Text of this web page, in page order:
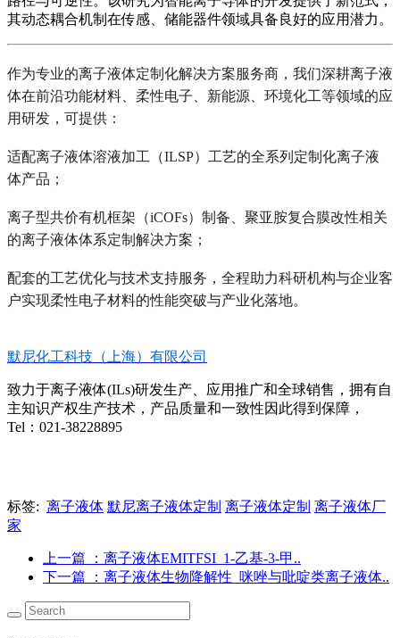
其动态耦合机制在传感、储能器件领域具备良好的应用潜力。
作为专业的离子液体定制化解决方案服务商，我们深耕离子液
体在前沿功能材料、柔性电子、新能源、环境化工等领域的应
用研发，可提供：
适配离子液体溶液加工（ILSP）工艺的全系列定制化离子液
体产品；
离子型共价有机框架（iCOFs）制备、聚亚胺复合膜改性相关
的离子液体体系定制解决方案；
配套的工艺优化与技术支持服务，全程助力科研机构与企业客
户实现柔性电子材料的性能突破与产业化落地。
默尼化工科技（上海）有限公司
致力于离子液体(ILs)研发生产、应用推广和全球销售，拥有自
主知识产权生产技术，产品质量和一致性因此得到保障，
Tel：021-38228895
标签: 离子液体 默尼离子液体定制 离子液体定制 离子液体厂
家
上一篇
：离子液体EMITFSI_1-乙基-3-甲..
下一篇
：离子液体生物降解性_咪唑与吡啶类离子液体..